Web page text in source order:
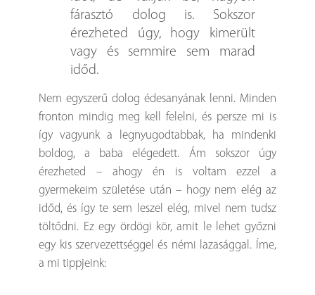
fárasztó dolog is. Sokszor
érezheted úgy, hogy kimerült
vagy és semmire sem marad
időd.
Nem egyszerű dolog édesanyának lenni. Minden
fronton mindig meg kell felelni, és persze mi is
így vagyunk a legnyugodtabbak, ha mindenki
boldog, a baba elégedett. Ám sokszor úgy
érezheted – ahogy én is voltam ezzel a
gyermekeim születése után – hogy nem elég az
időd, és így te sem leszel elég, mivel nem tudsz
töltődni. Ez egy ördögi kör, amit le lehet győzni
egy kis szervezettséggel és némi lazasággal. Íme,
a mi tippjeink: